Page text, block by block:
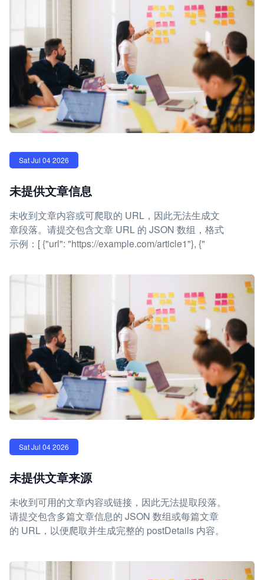
Sat Jul 04 2026
未提供文章信息
未收到文章内容或可爬取的 URL，因此无法生成文
章段落。请提交包含文章 URL 的 JSON 数组，格式
示例：[ {"url": "https://example.com/article1"}, {"
Sat Jul 04 2026
未提供文章来源
未收到可用的文章内容或链接，因此无法提取段落。
请提交包含多篇文章信息的 JSON 数组或每篇文章
的 URL，以便爬取并生成完整的 postDetails 内容。